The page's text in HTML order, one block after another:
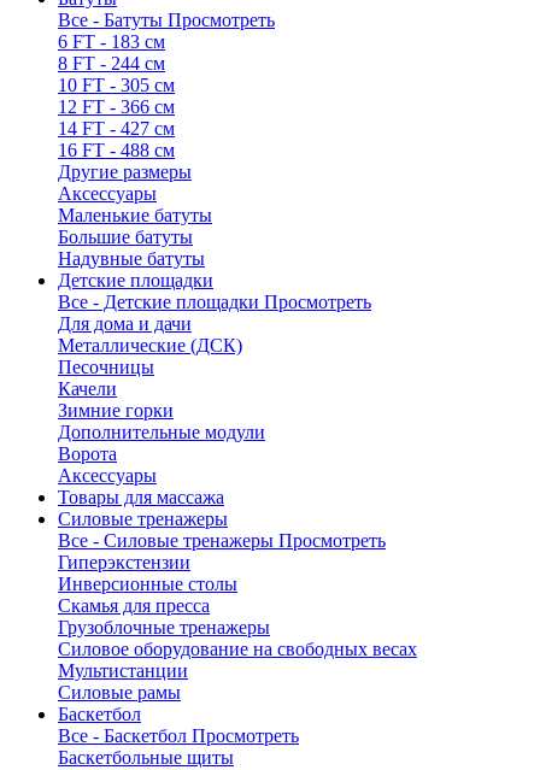
Все - Батуты Просмотреть
6 FT - 183 см
8 FT - 244 см
10 FT - 305 см
12 FT - 366 см
14 FT - 427 см
16 FT - 488 см
Другие размеры
Аксессуары
Маленькие батуты
Большие батуты
Надувные батуты
Детские площадки
Все - Детские площадки Просмотреть
Для дома и дачи
Металлические (ДСК)
Песочницы
Качели
Зимние горки
Дополнительные модули
Ворота
Аксессуары
Товары для массажа
Силовые тренажеры
Все - Силовые тренажеры Просмотреть
Гиперэкстензии
Инверсионные столы
Скамья для пресса
Грузоблочные тренажеры
Силовое оборудование на свободных весах
Мультистанции
Силовые рамы
Баскетбол
Все - Баскетбол Просмотреть
Баскетбольные щиты